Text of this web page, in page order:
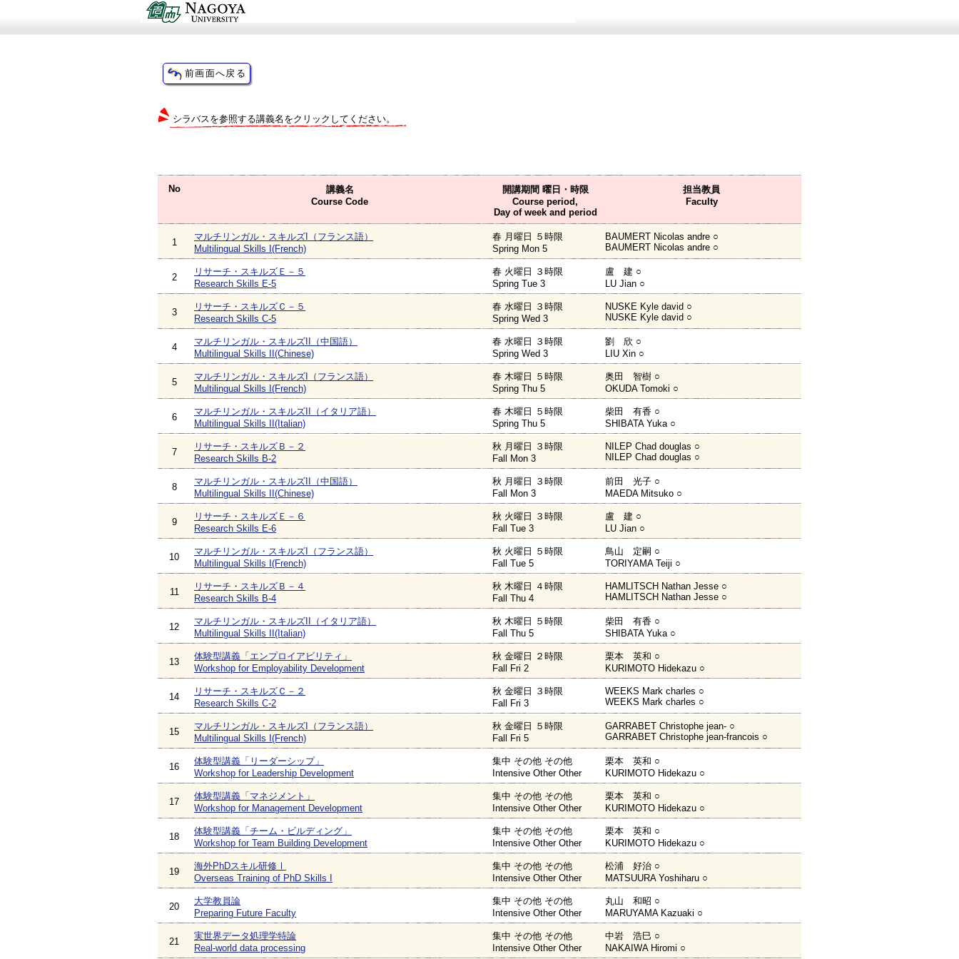
シラバスを参照する講義名をクリックしてください。
No
講義名
Course Code
開講期間 曜日・時限
Course period,
Day of week and period
担当教員
Faculty
1
マルチリンガル・スキルズI（フランス語）
Multilingual Skills I(French)
春 月曜日 ５時限
Spring Mon 5
BAUMERT Nicolas andre ○
BAUMERT Nicolas andre ○
2
リサーチ・スキルズＥ－５
Research Skills E-5
春 火曜日 ３時限
Spring Tue 3
盧 建 ○
LU Jian ○
3
リサーチ・スキルズＣ－５
Research Skills C-5
春 水曜日 ３時限
Spring Wed 3
NUSKE Kyle david ○
NUSKE Kyle david ○
4
マルチリンガル・スキルズII（中国語）
Multilingual Skills II(Chinese)
春 水曜日 ３時限
Spring Wed 3
劉 欣 ○
LIU Xin ○
5
マルチリンガル・スキルズI（フランス語）
Multilingual Skills I(French)
春 木曜日 ５時限
Spring Thu 5
奥田 智樹 ○
OKUDA Tomoki ○
6
マルチリンガル・スキルズII（イタリア語）
Multilingual Skills II(Italian)
春 木曜日 ５時限
Spring Thu 5
柴田 有香 ○
SHIBATA Yuka ○
7
リサーチ・スキルズＢ－２
Research Skills B-2
秋 月曜日 ３時限
Fall Mon 3
NILEP Chad douglas ○
NILEP Chad douglas ○
8
マルチリンガル・スキルズII（中国語）
Multilingual Skills II(Chinese)
秋 月曜日 ３時限
Fall Mon 3
前田 光子 ○
MAEDA Mitsuko ○
9
リサーチ・スキルズＥ－６
Research Skills E-6
秋 火曜日 ３時限
Fall Tue 3
盧 建 ○
LU Jian ○
10
マルチリンガル・スキルズI（フランス語）
Multilingual Skills I(French)
秋 火曜日 ５時限
Fall Tue 5
鳥山 定嗣 ○
TORIYAMA Teiji ○
11
リサーチ・スキルズＢ－４
Research Skills B-4
秋 木曜日 ４時限
Fall Thu 4
HAMLITSCH Nathan Jesse ○
HAMLITSCH Nathan Jesse ○
12
マルチリンガル・スキルズII（イタリア語）
Multilingual Skills II(Italian)
秋 木曜日 ５時限
Fall Thu 5
柴田 有香 ○
SHIBATA Yuka ○
13
体験型講義「エンプロイアビリティ」
Workshop for Employability Development
秋 金曜日 ２時限
Fall Fri 2
栗本 英和 ○
KURIMOTO Hidekazu ○
14
リサーチ・スキルズＣ－２
Research Skills C-2
秋 金曜日 ３時限
Fall Fri 3
WEEKS Mark charles ○
WEEKS Mark charles ○
15
マルチリンガル・スキルズI（フランス語）
Multilingual Skills I(French)
秋 金曜日 ５時限
Fall Fri 5
GARRABET Christophe jean- ○
GARRABET Christophe jean-francois ○
16
体験型講義「リーダーシップ」
Workshop for Leadership Development
集中 その他 その他
Intensive Other Other
栗本 英和 ○
KURIMOTO Hidekazu ○
17
体験型講義「マネジメント」
Workshop for Management Development
集中 その他 その他
Intensive Other Other
栗本 英和 ○
KURIMOTO Hidekazu ○
18
体験型講義「チーム・ビルディング」
Workshop for Team Building Development
集中 その他 その他
Intensive Other Other
栗本 英和 ○
KURIMOTO Hidekazu ○
19
海外PhDスキル研修Ⅰ
Overseas Training of PhD Skills I
集中 その他 その他
Intensive Other Other
松浦 好治 ○
MATSUURA Yoshiharu ○
20
大学教員論
Preparing Future Faculty
集中 その他 その他
Intensive Other Other
丸山 和昭 ○
MARUYAMA Kazuaki ○
21
実世界データ処理学特論
Real-world data processing
集中 その他 その他
Intensive Other Other
中岩 浩巳 ○
NAKAIWA Hiromi ○